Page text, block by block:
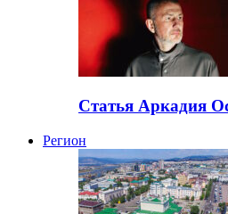
Статья Аркадия
Регион